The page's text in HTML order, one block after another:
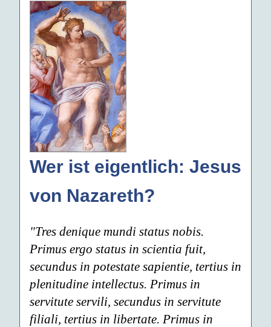
Wer ist eigentlich: Jesus
von Nazareth?
"Tres denique mundi status nobis.
Primus ergo status in scientia fuit,
secundus in potestate sapientie, tertius in
plenitudine intellectus. Primus in
servitute servili, secundus in servitute
filiali, tertius in libertate. Primus in